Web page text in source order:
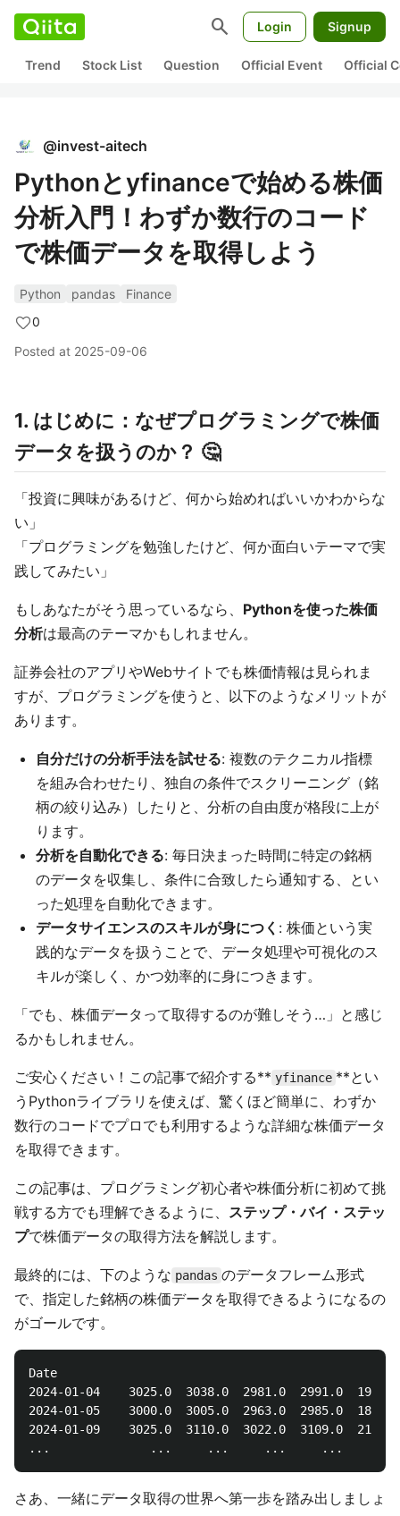
search Login Signup
Trend Stock List Question Official Event Official
@invest-aitech
Pythonとyfinanceで始める株価
分析入門！わずか数行のコード
で株価データを取得しよう
Python pandas
Finance
0
Posted at 2025-09-06
1. はじめに：なぜプログラミングで株価
データを扱うのか？ 🤔
「投資に興味があるけど、何から始めればいいかわからな
い」
「プログラミングを勉強したけど、何か面白いテーマで実
践してみたい」
もしあなたがそう思っているなら、 Pythonを使った株価
分析は最高のテーマかもしれません。
証券会社のアプリやWebサイトでも株価情報は見られま
すが、プログラミングを使うと、以下のようなメリットが
あります。
自分だけの分析手法を試せる: 複数のテクニカル指標
を組み合わせたり、独自の条件でスクリーニング（銘
柄の絞り込み）したりと、分析の自由度が格段に上が
ります。
分析を自動化できる: 毎日決まった時間に特定の銘柄
のデータを収集し、条件に合致したら通知する、とい
った処理を自動化できます。
データサイエンスのスキルが身につく : 株価という実
践的なデータを扱うことで、データ処理や可視化のス
キルが楽しく、かつ効率的に身につきます。
「でも、株価データって取得するのが難しそう…」と感じ
るかもしれません。
ご安心ください！この記事で紹介する** yfinance **とい
うPythonライブラリを使えば、驚くほど簡単に、わずか
数行のコードでプロでも利用するような詳細な株価データ
を取得できます。
この記事は、プログラミング初心者や株価分析に初めて挑
戦する方でも理解できるように、 ステップ・バイ・ステッ
プで株価データの取得方法を解説します。
最終的には、下のような pandas のデータフレーム形式
で、指定した銘柄の株価データを取得できるようになるの
がゴールです。
Date
2024-01-04    3025.0  3038.0  2981.0  2991.0
2024-01-05    3000.0  3005.0  2963.0  2985.0
2024-01-09    3025.0  3110.0  3022.0  3109.0
さあ、一緒にデータ取得の世界へ第一歩を踏み出しましょ